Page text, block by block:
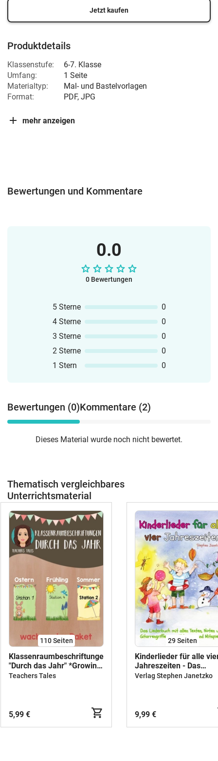
Jetzt kaufen
Produktdetails
Klassenstufe:
6-7. Klasse
Umfang:
1 Seite
Materialtyp:
Mal- und Bastelvorlagen
Format:
PDF, JPG
mehr anzeigen
Bewertungen und Kommentare
0.0
0 Bewertungen
5 Sterne
0
4 Sterne
0
3 Sterne
0
2 Sterne
0
1 Stern
0
Bewertungen (0)Kommentare (2)
Dieses Material wurde noch nicht bewertet.
Thematisch vergleichbares
Unterrichtsmaterial
110Seiten
Klassenraumbeschriftungen
"Durch das Jahr" *Growing
Bundle*
Teachers Tales
5,99 €
29Seiten
Kinderlieder für alle
Jahreszeiten - Das
Liederbuch mit allen
Verlag Stephen Janetzko
9,99 €